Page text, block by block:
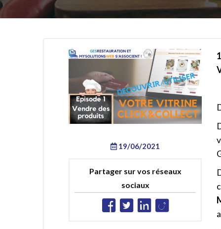
19/06/2021
Partager sur vos réseaux
sociaux